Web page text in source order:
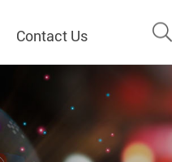
Catalogue
Contact Us